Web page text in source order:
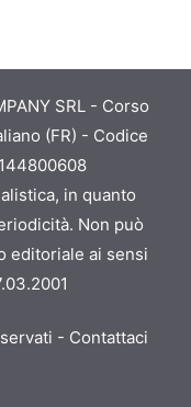
SRL - Corso
(FR) - Codice
in quanto
Non può
editoriale ai sensi
- Contattaci